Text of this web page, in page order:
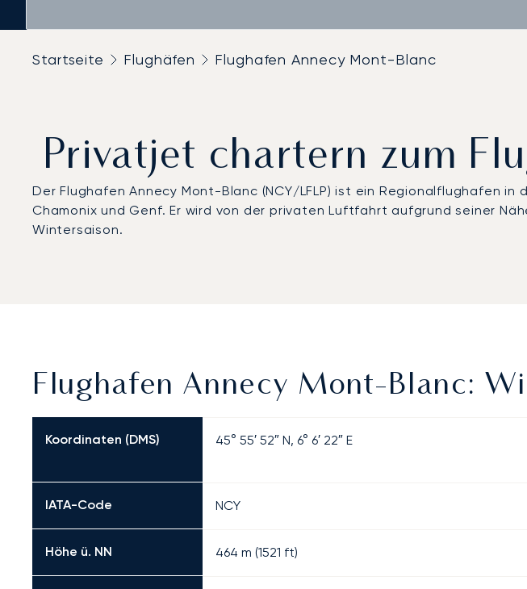
Startseite Flughäfen Flughafen Annecy Mont-Blanc
Privatjet chartern zum
Der Flughafen Annecy Mont-Blanc (NCY/LFLP) ist ein Regionalflughafen
Chamonix und Genf. Er wird von der privaten Luftfahrt aufgrund seiner
Wintersaison.
Flughafen Annecy Mont-Blanc:
Koordinaten (DMS) 45° 55′ 52″ N, 6° 6′ 22″ E
IATA-Code NCY
Höhe ü. NN 464 m (1521 ft)